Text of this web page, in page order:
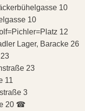
10
10
12
Lager, Baracke 26
23
11
3
20 ☎